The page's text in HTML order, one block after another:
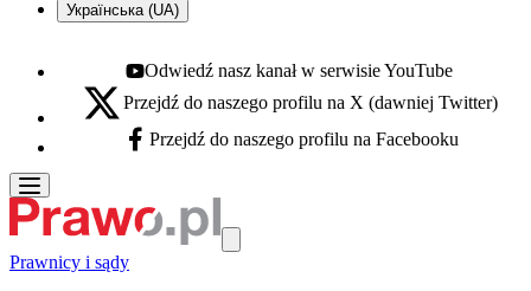
Українська (UA)
Youtube - otwiera się w nowej karcie
Odwiedź nasz kanał w serwisie YouTube
X - otwiera się w nowej karcie
Przejdź do naszego profilu na X (dawniej Twitter)
Facebook - otwiera się w nowej karcie
Przejdź do naszego profilu na Facebooku
Prawnicy i sądy